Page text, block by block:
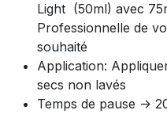
Light (50ml) avec
Professionnelle de
souhaité
Application:
secs non lavés
Temps de pause ->